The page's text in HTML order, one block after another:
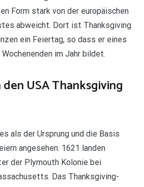
Form stark von der europäischen
abweicht. Dort ist Thanksgiving
ein Feiertag, so dass er eines
im Jahr bildet.
USA Thanksgiving
als der Ursprung und die Basis
angesehen. 1621 landen
der Plymouth Kolonie bei
Das Thanksgiving-